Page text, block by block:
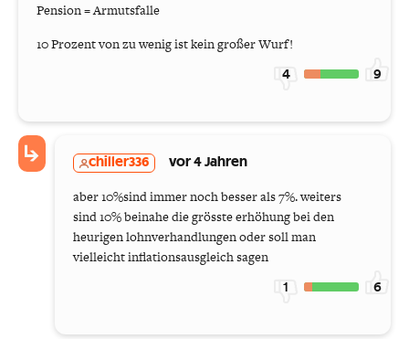
Pension = Armutsfalle
10 Prozent von zu wenig ist kein großer Wurf!
4 9
chiller336 vor 4 Jahren
aber 10%sind immer noch besser als 7%. weiters
sind 10% beinahe die grösste erhöhung bei den
heurigen lohnverhandlungen oder soll man
vielleicht inflationsausgleich sagen
1 6